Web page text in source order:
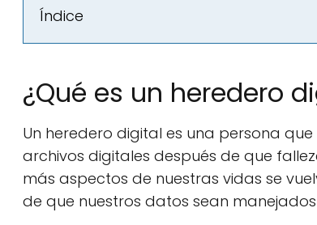
Índice
¿Qué es un heredero
Un heredero digital es una persona
archivos digitales después de que
más aspectos de nuestras vidas se
de que nuestros datos sean